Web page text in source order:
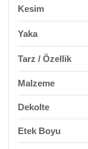
Kesim
Yaka
Tarz / Özellik
Malzeme
Dekolte
Etek Boyu